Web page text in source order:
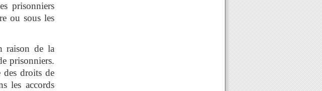
prisonniers
ou sous les
raison de la
prisonniers.
des droits de
les accords